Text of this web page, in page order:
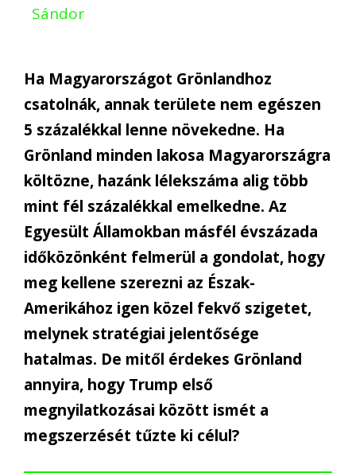
Sándor
Ha Magyarországot Grönlandhoz
csatolnák, annak területe nem egészen
5 százalékkal lenne növekedne. Ha
Grönland minden lakosa Magyarországra
költözne, hazánk lélekszáma alig több
mint fél százalékkal emelkedne. Az
Egyesült Államokban másfél évszázada
időközönként felmerül a gondolat, hogy
meg kellene szerezni az Észak-
Amerikához igen közel fekvő szigetet,
melynek stratégiai jelentősége
hatalmas. De mitől érdekes Grönland
annyira, hogy Trump első
megnyilatkozásai között ismét a
megszerzését tűzte ki célul?